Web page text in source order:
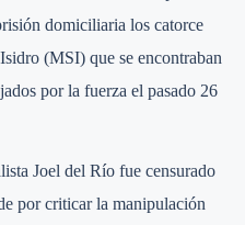
domiciliaria los catorce
(MSI) que se encontraban
por la fuerza el pasado 26
Joel del Río fue censurado
por criticar la manipulación